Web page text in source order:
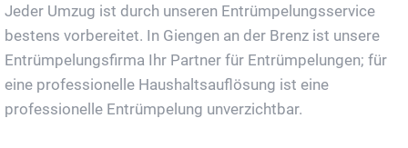
Jeder Umzug ist durch unseren Entrümpelungsservice
bestens vorbereitet. In Giengen an der Brenz ist unsere
Entrümpelungsfirma Ihr Partner für Entrümpelungen; für
eine professionelle Haushaltsauflösung ist eine
professionelle Entrümpelung unverzichtbar.